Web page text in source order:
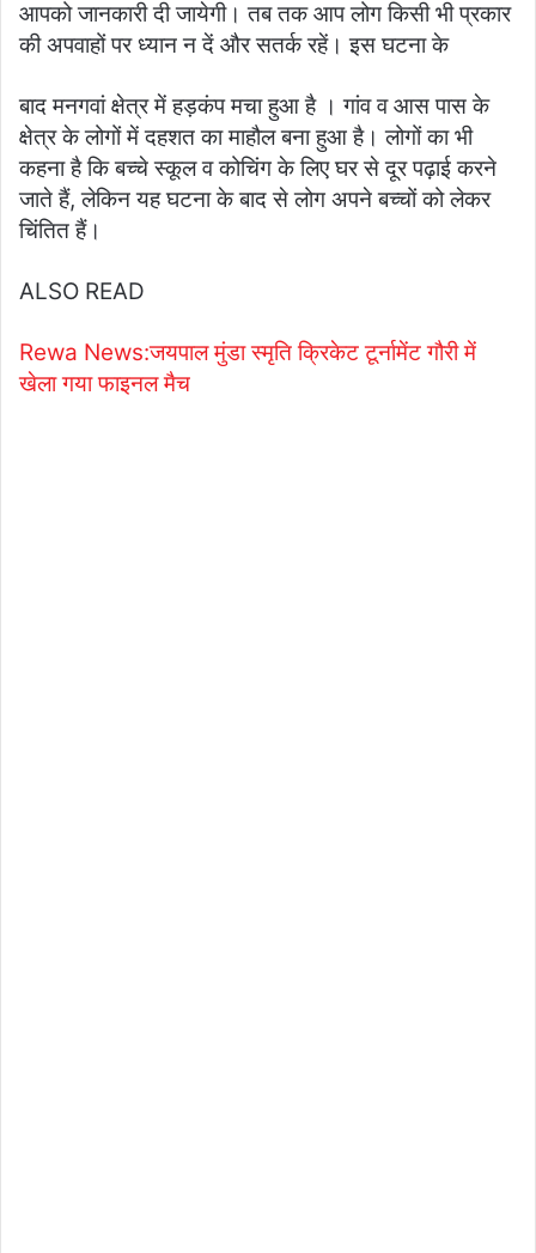
आपको जानकारी दी जायेगी। तब तक आप लोग किसी भी प्रकार
की अपवाहों पर ध्यान न दें और सतर्क रहें। इस घटना के
बाद मनगवां क्षेत्र में हड़कंप मचा हुआ है । गांव व आस पास के
क्षेत्र के लोगों में दहशत का माहौल बना हुआ है। लोगों का भी
कहना है कि बच्चे स्कूल व कोचिंग के लिए घर से दूर पढ़ाई करने
जाते हैं, लेकिन यह घटना के बाद से लोग अपने बच्चों को लेकर
चिंतित हैं।
ALSO READ
Rewa News:जयपाल मुंडा स्मृति क्रिकेट टूर्नामेंट गौरी में
खेला गया फाइनल मैच